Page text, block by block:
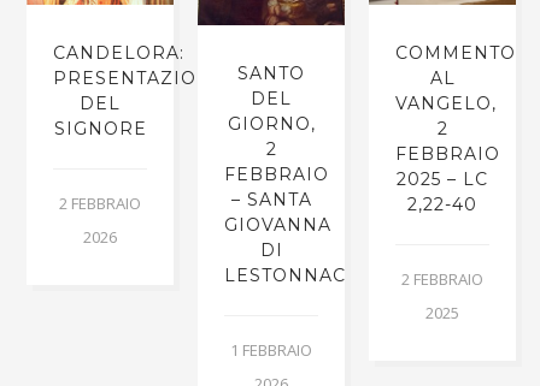
CANDELORA:
PRESENTAZIONE
DEL
SIGNORE
2 FEBBRAIO
2026
SANTO
DEL
GIORNO,
2
FEBBRAIO
– SANTA
GIOVANNA
DI
LESTONNAC
1 FEBBRAIO
COMMENTO
AL
VANGELO,
2
FEBBRAIO
2025 – LC
2,22-40
2 FEBBRAIO
2025